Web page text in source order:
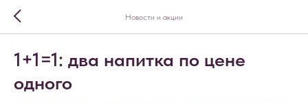
Новости и акции
1+1=1: два напитка по цене
одного